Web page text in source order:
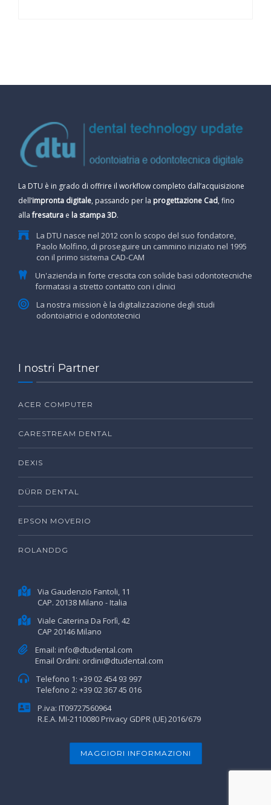
La DTU è in grado di offrire il workflow completo dall’acquisizione
dell’impronta digitale, passando per la progettazione Cad, fino
allafresatura e la stampa 3D.
La DTU nasce nel 2012 con lo scopo del suo fondatore,
Paolo Molfino, di proseguire un cammino iniziato nel 1995
con il primo sistema CAD-CAM
Un'azienda in forte crescita con solide basi odontotecniche
formatasi a stretto contatto con i clinici
La nostra mission è la digitalizzazione degli studi
odontoiatrici e odontotecnici
I nostri Partner
ACER COMPUTER
CARESTREAM DENTAL
DEXIS
DÜRR DENTAL
EPSON MOVERIO
ROLANDDG
Via Gaudenzio Fantoli, 11
CAP. 20138 Milano - Italia
Viale Caterina Da Forlì, 42
CAP 20146 Milano
Email: info@dtudental.com
Email Ordini: ordini@dtudental.com
Telefono 1: +39 02 454 93 997
Telefono 2: +39 02 367 45 016
P.iva: IT09727560964
R.E.A. MI-2110080Privacy GDPR (UE) 2016/679
MAGGIORI INFORMAZIONI